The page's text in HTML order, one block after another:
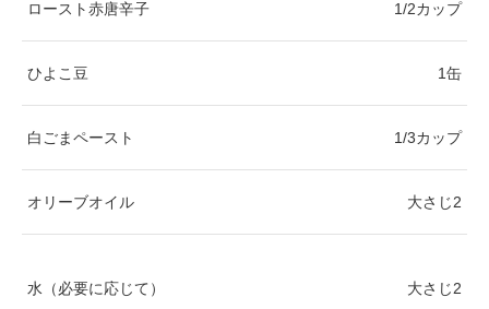
ロースト赤唐辛子 1/2カップ
ひよこ豆 1缶
白ごまペースト 1/3カップ
オリーブオイル 大さじ2
水（必要に応じて） 大さじ2